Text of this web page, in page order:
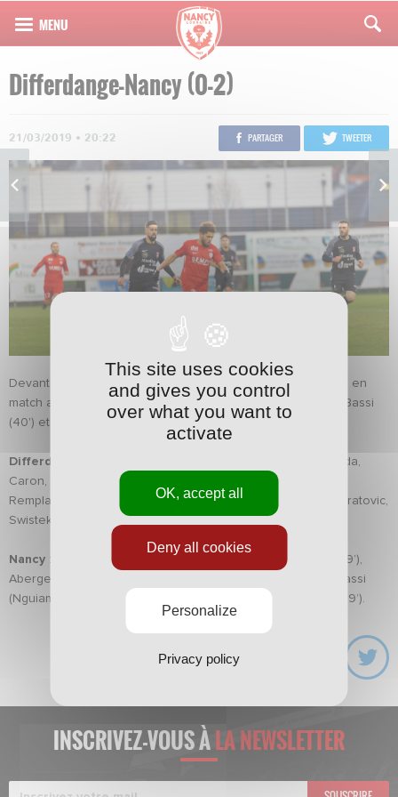
Differdange-Nancy (0-2)
21/03/2019 • 20:22 PARTAGER TWEETER
Devant 200 spectateurs, l'AS Nancy-Lorraine s'est imposée en
match amical à Differdange (0-2) grâce à des buts d'Amine Bassi
(40') et de Vincent Marchetti (71').
Differdange
: Weber, Franzoni, Vandenbroeck, Halili, Almeida,
Caron, Rodrigues, Deruffe, Garos, Siebenaler, Bettmer
Remplaçants : Worre, Ribeiro, Oukache, Lohei, Semedo, Muratovic,
Swistek, Dinis, Ferreira, Agovic
Nancy : Chernik, Néry, Saint-Ruf, Muratori, Moimbé (Busin, 69’),
Abergel (Clément, 69’), Poha (N’Guessan, 69’), Marchetti, Bassi
(Nguiamba, 58’), Marveaux (Dalé, 58’), Dembélé (Triboulet, 79’).
INSCRIVEZ-VOUS ÀLA NEWSLETTER
This site uses cookies
and gives you control
over what you want to
activate
OK, accept all
Deny all cookies
Personalize
Privacy policy